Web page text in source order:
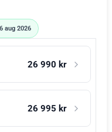
aug 2026
26 990 kr
26 995 kr